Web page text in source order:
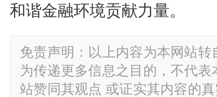
和谐金融环境贡献力量。
免责声明：以上内容为本网站
为传递更多信息之目的，不代
站赞同其观点 或证实其内容的